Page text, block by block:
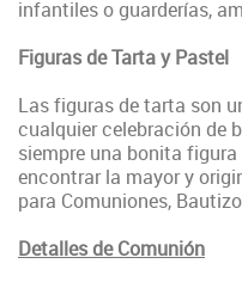
infantiles o guarderías,
Figuras de Tarta y Pastel
Las figuras de tarta son
cualquier celebración de
siempre una bonita
encontrar la mayor y
para Comuniones,
Detalles de Comunión